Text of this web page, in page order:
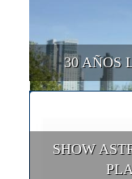
30 AÑOS
SHOW